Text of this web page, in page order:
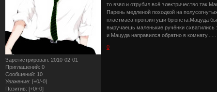
Зарегистрирован: 2010-02-01
Приглашений: 0
Сообщений: 10
Уважение: [+0/-0]
Позитив: [+0/-0]
то взял и отрубил всё электричество.так
Парень медленой походкой на
пластмаса пронзил уши брюнета.Мацуда
выручаешь маленькие ручёнки схватились
и Мацуда направился обратно в комнату......
0